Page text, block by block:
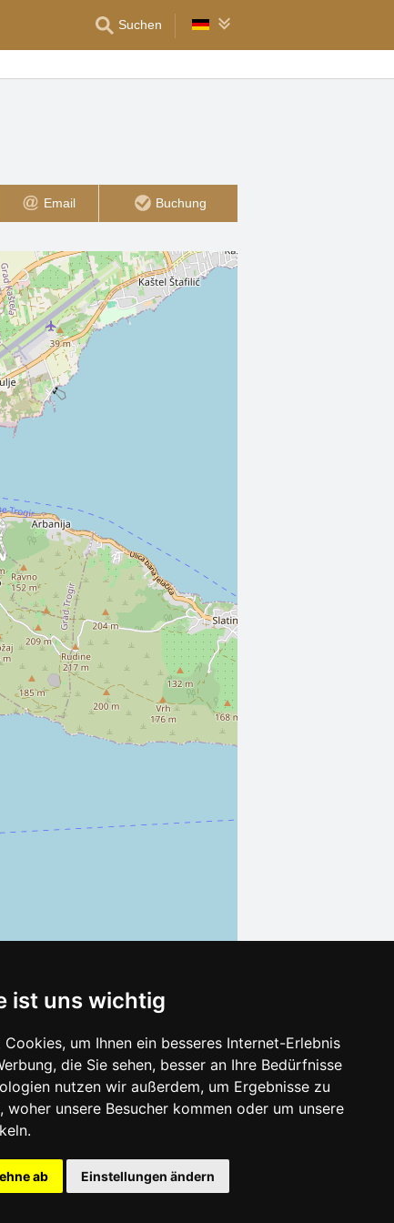
ist uns wichtig
um Ihnen ein besseres Internet-Erlebnis
die Sie sehen, besser an Ihre Bedürfnisse
nutzen wir außerdem, um Ergebnisse zu
woher unsere Besucher kommen oder um unsere
ab Einstellungen ändern
Suchen
Email Buchung
Leaflet| © OpenStreetMapcontributors